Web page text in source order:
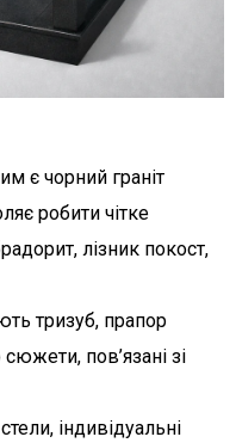
є чорний граніт
робити чітке
лізник покост,
тризуб, прапор
пов’язані зі
індивідуальні